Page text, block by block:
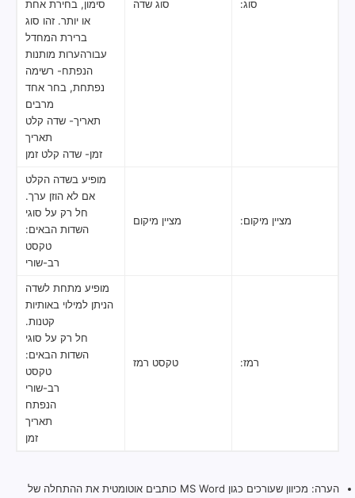
סוג: סוג שדה
סימון, בחירת אחת
או יותר. זהו סוג
ברירת המחדל
עבורהערות מותנות
הנפתח- רשימה
נפתחת, בחר אחד
מרבים
תאריך- שדה קלט
תאריך
זמן- שדה קלט זמן
מציין מיקום: מציין מיקום
מופיע בשדה הקלט
אם לא הוזן ערך.
חל רק על סוגי
השדות הבאים:
טקסט
רב-שורי
רמז: טקסט רמז
מופיע מתחת לשדה
הניתן למילוי באותיות
קטנות.
חל רק על סוגי
השדות הבאים:
טקסט
רב-שורי
הנפתח
תאריך
זמן
הערה: מכיוון שעורכים כגון MS Word כותבים אוטומטית את ההתחלה של